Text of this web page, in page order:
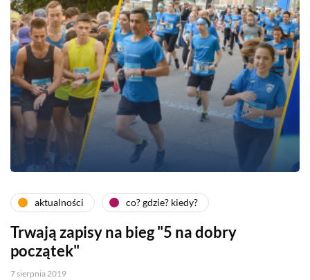
aktualności co? gdzie? kiedy?
Trwają zapisy na bieg "5 na dobry
początek"
7 sierpnia 2019